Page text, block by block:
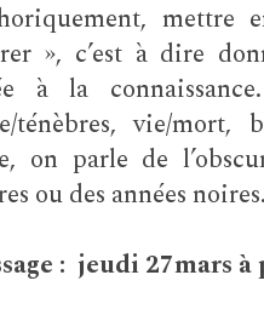
mettre
», c’est à dire
à la
ténèbres, vie/
on parle de
ou des années noires.
: jeudi 27mars